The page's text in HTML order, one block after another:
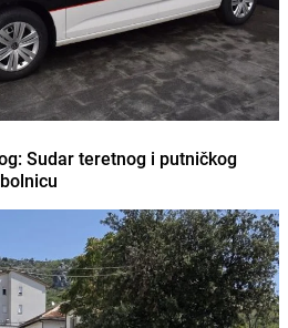
Sudar teretnog i putničkog